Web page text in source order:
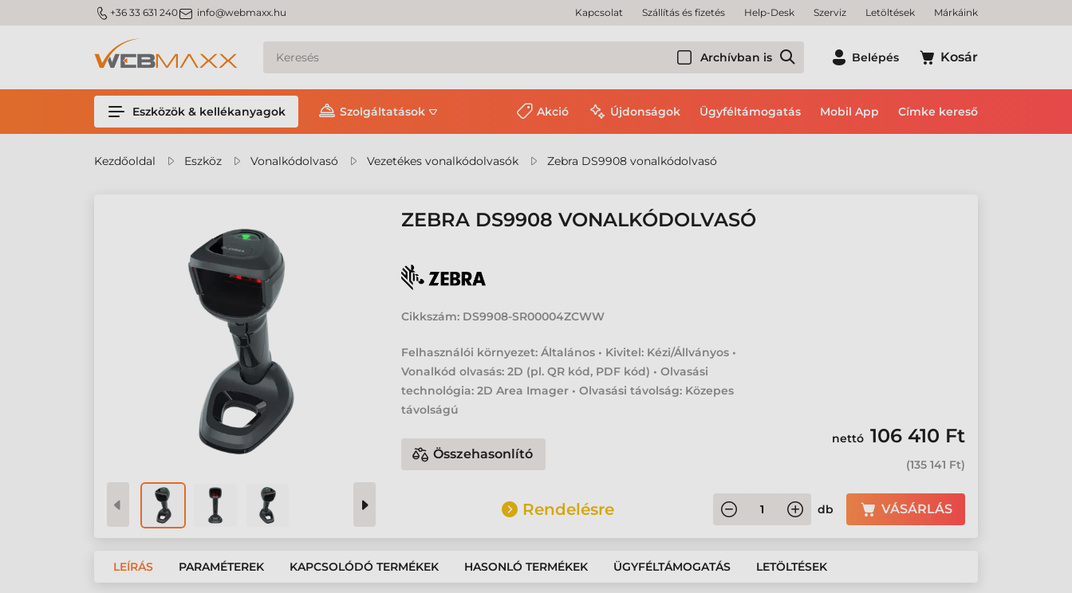
m_phone +36 33 631 240m_email info@webmaxx.hu Kapcsolat Szállítás és fizetés Help-Desk Szerviz Letöltések Márkáink
Archívban is Belépés Kosár
Eszközök & kellékanyagok Szolgáltatások Akció Újdonságok Ügyféltámogatás Mobil App Címke kereső
Kezdőoldal Eszköz Vonalkódolvasó Vezetékes vonalkódolvasók Zebra DS9908 vonalkódolvasó
ZEBRA DS9908 VONALKÓDOLVASÓ
Cikkszám: DS9908-SR00004ZCWW
Felhasználói környezet: Általános • Kivitel: Kézi/Állványos •
Vonalkód olvasás: 2D (pl. QR kód, PDF kód) • Olvasási
technológia: 2D Area Imager • Olvasási távolság: Közepes
távolságú
Összehasonlító
nettó 106 410 Ft
(135 141 Ft)
Rendelésre db VÁSÁRLÁS
LEÍRÁS PARAMÉTEREK KAPCSOLÓDÓ TERMÉKEK HASONLÓ TERMÉKEK ÜGYFÉLTÁMOGATÁS LETÖLTÉSEK